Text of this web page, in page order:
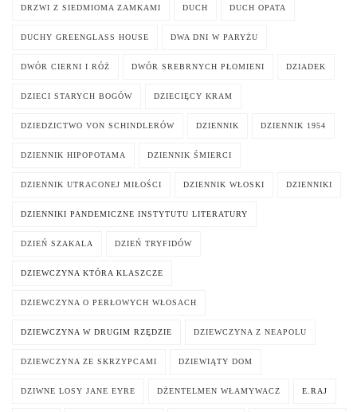
DRZWI Z SIEDMIOMA ZAMKAMI DUCH DUCH OPATA
DUCHY GREENGLASS HOUSE DWA DNI W PARYŻU
DWÓR CIERNI I RÓŻ DWÓR SREBRNYCH PŁOMIENI DZIADEK
DZIECI STARYCH BOGÓW DZIECIĘCY KRAM
DZIEDZICTWO VON SCHINDLERÓW DZIENNIK DZIENNIK 1954
DZIENNIK HIPOPOTAMA DZIENNIK ŚMIERCI
DZIENNIK UTRACONEJ MIŁOŚCI DZIENNIK WŁOSKI DZIENNIKI
DZIENNIKI PANDEMICZNE INSTYTUTU LITERATURY
DZIEŃ SZAKALA DZIEŃ TRYFIDÓW
DZIEWCZYNA KTÓRA KLASZCZE
DZIEWCZYNA O PERŁOWYCH WŁOSACH
DZIEWCZYNA W DRUGIM RZĘDZIE DZIEWCZYNA Z NEAPOLU
DZIEWCZYNA ZE SKRZYPCAMI DZIEWIĄTY DOM
DZIWNE LOSY JANE EYRE DŻENTELMEN WŁAMYWACZ E.RAJ